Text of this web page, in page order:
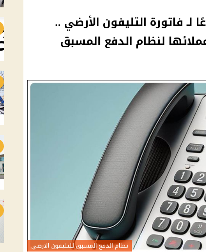
فاتورة التليفون الأرضي ..
لنظام الدفع المسبق
نظام الدفع المسبق للتليفون الارضي